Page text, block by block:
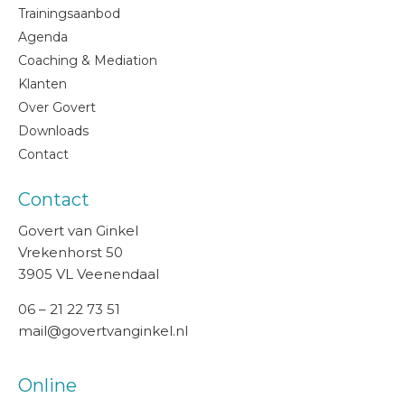
Trainingsaanbod
Agenda
Coaching & Mediation
Klanten
Over Govert
Downloads
Contact
Contact
Govert van Ginkel
Vrekenhorst 50
3905 VL Veenendaal
06 – 21 22 73 51
mail@govertvanginkel.nl
Online